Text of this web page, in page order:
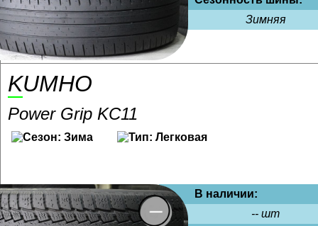
Зимняя
KUMHO
Power Grip KC11
В наличии:
-- шт